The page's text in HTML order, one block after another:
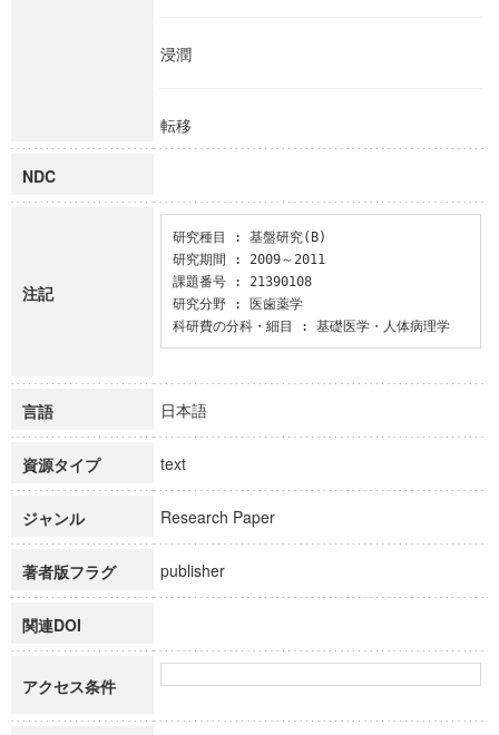
浸潤
転移
NDC
注記
研究種目 : 基盤研究(B)
研究期間 : 2009～2011
課題番号 : 21390108
研究分野 : 医歯薬学
科研費の分科・細目 : 基礎医学・人体病理学
言語 日本語
資源タイプ text
ジャンル Research Paper
著者版フラグ publisher
関連DOI
アクセス条件